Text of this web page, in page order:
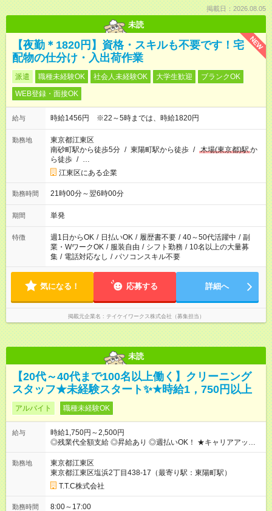
掲載日：2026.08.05
未読
NEW
【夜勤＊1820円】資格・スキルも不要です！宅
配物の仕分け・入出荷作業
派遣 職種未経験OK 社会人未経験OK 大学生歓迎
ブランクOK
WEB登録・面接OK
給与 時給1456円 ※22～5時までは、時給1820円
勤務地
東京都江東区
南砂町駅から徒歩5分 / 東陽町駅から徒歩 / 木場(東京都)駅か
ら徒歩 / …
江東区にある企業
勤務時間 21時00分～翌6時00分
期間 単発
特徴 週1日からOK / 日払いOK / 履歴書不要 / 40～50代活躍中 / 副
業・WワークOK / 服装自由 / シフト勤務 / 10名以上の大量募
集 / 電話対応なし / パソコンスキル不要
気になる！ 応募する 詳細へ
掲載元企業名 テイケイワークス株式会社（募集担当）
未読
【20代～40代まで100名以上働く】クリーニング
スタッフ★未経験スタート✨★時給1，750円以上
アルバイト 職種未経験OK
給与
時給1,750円～2,500円
◎残業代全額支給 ◎昇給あり ◎週払いOK！ ★キャリアアップの
一例★ ・一般作業員 ：1年目 月収31万 ・作業長(サブリー
ダー)：3年目 月収35万 ・職長(リーダー) ：5年目 月収42万
【試用期間】試用期間なし
勤務地
東京都江東区
東京都江東区塩浜2丁目438-17（最寄り駅：東陽町駅）
T.T.C株式会社
勤務時間
8:00～17:00